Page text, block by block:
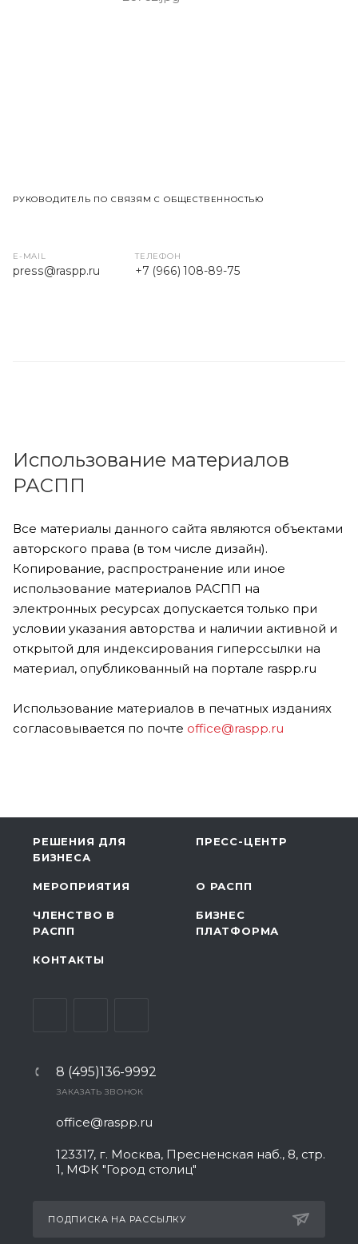
РУКОВОДИТЕЛЬ ПО СВЯЗЯМ С ОБЩЕСТВЕННОСТЬЮ
E-MAIL
press@raspp.ru
ТЕЛЕФОН
+7 (966) 108-89-75
Использование материалов
РАСПП
Все материалы данного сайта являются объектами
авторского права (в том числе дизайн).
Копирование, распространение или иное
использование материалов РАСПП на
электронных ресурсах допускается только при
условии указания авторства и наличии активной и
открытой для индексирования гиперссылки на
материал, опубликованный на портале raspp.ru
Использование материалов в печатных изданиях
согласовывается по почте office@raspp.ru
РЕШЕНИЯ ДЛЯ
БИЗНЕСА
ПРЕСС-ЦЕНТР
МЕРОПРИЯТИЯ О РАСПП
ЧЛЕНСТВО В
РАСПП
БИЗНЕС
ПЛАТФОРМА
КОНТАКТЫ
8 (495)136-9992
ЗАКАЗАТЬ ЗВОНОК
office@raspp.ru
123317, г. Москва, Пресненская наб., 8, стр.
1, МФК "Город столиц"
ПОДПИСКА НА РАССЫЛКУ